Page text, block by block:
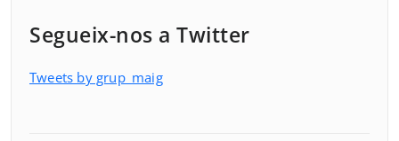
Segueix-nos a Twitter
Tweets by grup_maig